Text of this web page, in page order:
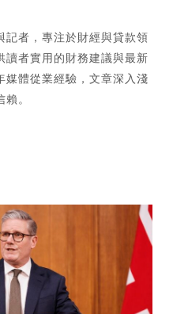
記者，專注於財經與貸款領
讀者實用的財務建議與最新
媒體從業經驗，文章深入淺
。